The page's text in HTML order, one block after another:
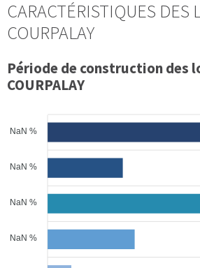
CARACTÉRISTIQUES DES
COURPALAY
Période de construction des
COURPALAY
NaN %
NaN %
NaN %
NaN %